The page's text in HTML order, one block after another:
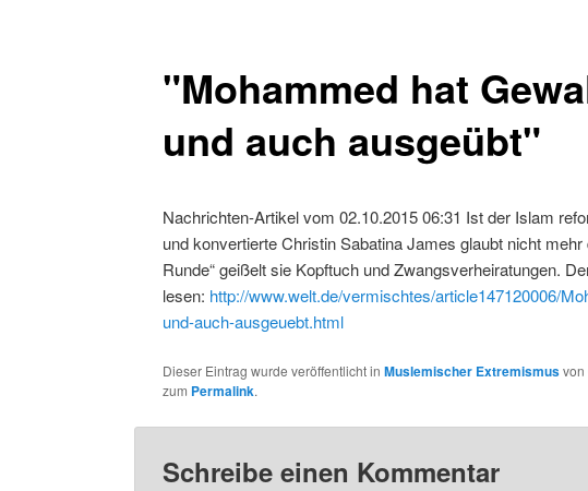
"Mohammed hat
und auch ausgeübt"
Nachrichten-Artikel vom 02.10.2015 06:31 Ist der Islam
und konvertierte Christin Sabatina James glaubt nicht mehr
Runde“ geißelt sie Kopftuch und Zwangsverheiratungen.
lesen: http://www.welt.de/vermischtes/article147120006/
und-auch-ausgeuebt.html
Dieser Eintrag wurde veröffentlicht in Muslemischer Extremismusvon
zum Permalink.
Schreibe einen Kommentar